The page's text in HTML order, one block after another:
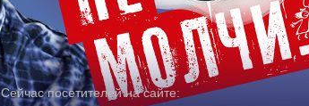
Сейчас посетителей на сайте: